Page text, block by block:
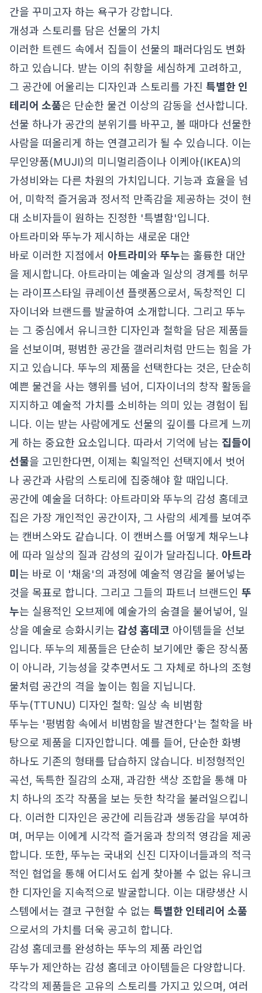
간을 꾸미고자 하는 욕구가 강합니다.
개성과 스토리를 담은 선물의 가치
이러한 트렌드 속에서 집들이 선물의 패러다임도 변화
하고 있습니다. 받는 이의 취향을 세심하게 고려하고,
그 공간에 어울리는 디자인과 스토리를 가진 특별한 인
테리어 소품은 단순한 물건 이상의 감동을 선사합니다.
선물 하나가 공간의 분위기를 바꾸고, 볼 때마다 선물한
사람을 떠올리게 하는 연결고리가 될 수 있습니다. 이는
무인양품(MUJI)의 미니멀리즘이나 이케아(IKEA)의
가성비와는 다른 차원의 가치입니다. 기능과 효율을 넘
어, 미학적 즐거움과 정서적 만족감을 제공하는 것이 현
대 소비자들이 원하는 진정한 '특별함'입니다.
아트라미와 뚜누가 제시하는 새로운 대안
바로 이러한 지점에서 아트라미 와 뚜누는 훌륭한 대안
을 제시합니다. 아트라미는 예술과 일상의 경계를 허무
는 라이프스타일 큐레이션 플랫폼으로서, 독창적인 디
자이너와 브랜드를 발굴하여 소개합니다. 그리고 뚜누
는 그 중심에서 유니크한 디자인과 철학을 담은 제품들
을 선보이며, 평범한 공간을 갤러리처럼 만드는 힘을 가
지고 있습니다. 뚜누의 제품을 선택한다는 것은, 단순히
예쁜 물건을 사는 행위를 넘어, 디자이너의 창작 활동을
지지하고 예술적 가치를 소비하는 의미 있는 경험이 됩
니다. 이는 받는 사람에게도 선물의 깊이를 다르게 느끼
게 하는 중요한 요소입니다. 따라서 기억에 남는 집들이
선물을 고민한다면, 이제는 획일적인 선택지에서 벗어
나 공간과 사람의 스토리에 집중해야 할 때입니다.
공간에 예술을 더하다: 아트라미와 뚜누의 감성 홈데코
집은 가장 개인적인 공간이자, 그 사람의 세계를 보여주
는 캔버스와도 같습니다. 이 캔버스를 어떻게 채우느냐
에 따라 일상의 질과 감성의 깊이가 달라집니다. 아트라
미 는 바로 이 '채움'의 과정에 예술적 영감을 불어넣는
것을 목표로 합니다. 그리고 그들의 파트너 브랜드인 뚜
누는 실용적인 오브제에 예술가의 숨결을 불어넣어, 일
상을 예술로 승화시키는 감성 홈데코 아이템들을 선보
입니다. 뚜누의 제품들은 단순히 보기에만 좋은 장식품
이 아니라, 기능성을 갖추면서도 그 자체로 하나의 조형
물처럼 공간의 격을 높이는 힘을 지닙니다.
뚜누(TTUNU) 디자인 철학: 일상 속 비범함
뚜누는 '평범함 속에서 비범함을 발견한다'는 철학을 바
탕으로 제품을 디자인합니다. 예를 들어, 단순한 화병
하나도 기존의 형태를 답습하지 않습니다. 비정형적인
곡선, 독특한 질감의 소재, 과감한 색상 조합을 통해 마
치 하나의 조각 작품을 보는 듯한 착각을 불러일으킵니
다. 이러한 디자인은 공간에 리듬감과 생동감을 부여하
며, 머무는 이에게 시각적 즐거움과 창의적 영감을 제공
합니다. 또한, 뚜누는 국내외 신진 디자이너들과의 적극
적인 협업을 통해 어디서도 쉽게 찾아볼 수 없는 유니크
한 디자인을 지속적으로 발굴합니다. 이는 대량생산 시
스템에서는 결코 구현할 수 없는 특별한 인테리어 소품
으로서의 가치를 더욱 공고히 합니다.
감성 홈데코를 완성하는 뚜누의 제품 라인업
뚜누가 제안하는 감성 홈데코 아이템들은 다양합니다.
각각의 제품들은 고유의 스토리를 가지고 있으며, 여러